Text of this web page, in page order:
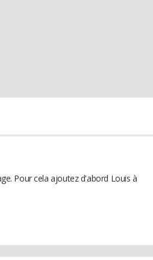
Pour cela ajoutez d'abord Louis à